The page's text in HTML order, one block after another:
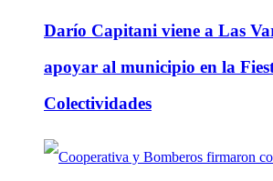
Darío Capitani viene a Las
apoyar al municipio en la
Colectividades